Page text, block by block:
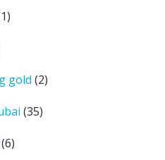
11
gold 22
3535
66